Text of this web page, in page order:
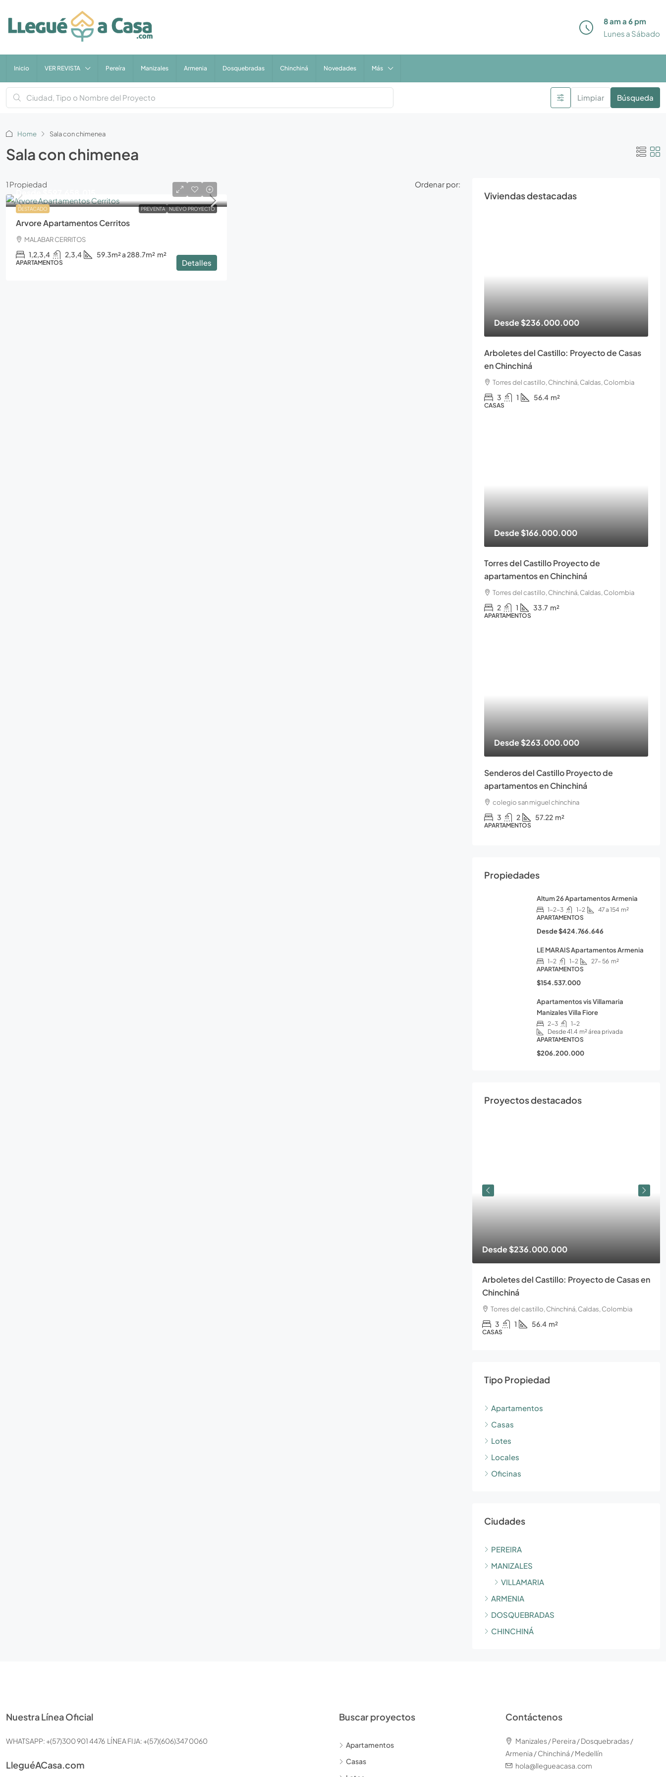
8 am a 6 pm
Lunes a Sábado
Inicio VER REVISTA Pereíra Manizales Armenia Dosquebradas Chinchiná Novedades Más
Limpiar Búsqueda
Home Sala con chimenea
Sala con chimenea
1 Propiedad Ordenar por:
DESTACADO PREVENTA NUEVO PROYECTO
Desde
Arvore Apartamentos Cerritos
MALABAR CERRITOS
1,2,3,4 2,3,4 59.3m² a 288.7m² m²
APARTAMENTOS Detalles
Viviendas destacadas
Desde$236.000.000
Arboletes del Castillo: Proyecto de Casas
en Chinchiná
Torres del castillo, Chinchiná, Caldas, Colombia
3 1 56.4 m²
CASAS
Desde$166.000.000
Torres del Castillo Proyecto de
apartamentos en Chinchiná
Torres del castillo, Chinchiná, Caldas, Colombia
2 1 33.7 m²
APARTAMENTOS
Desde$263.000.000
Senderos del Castillo Proyecto de
apartamentos en Chinchiná
colegio san miguel chinchina
3 2 57.22 m²
APARTAMENTOS
Propiedades
Altum 26 Apartamentos Armenia
1-2-3 1-2 47 a 154 m²
APARTAMENTOS
Desde$424.766.646
LE MARAIS Apartamentos Armenia
1-2 1-2 27- 56 m²
APARTAMENTOS
$154.537.000
Apartamentos vis Villamaria
Manizales Villa Fiore
2-3
1-2
Desde 41.4 m² área privada
APARTAMENTOS
$206.200.000
Proyectos destacados
Desde$236.000.000
Arboletes del Castillo: Proyecto de Casas en
Chinchiná
Torres del castillo, Chinchiná, Caldas, Colombia
3 1 56.4 m²
CASAS
Tipo Propiedad
Apartamentos
Casas
Lotes
Locales
Oficinas
Ciudades
PEREIRA
MANIZALES
VILLAMARIA
ARMENIA
DOSQUEBRADAS
CHINCHINÁ
Nuestra Línea Oficial
WHATSAPP: +(57)300 901 4476 LÍNEA FIJA: +(57)(606)347 0060
LleguéACasa.com
Buscar proyectos
Apartamentos
Casas
Contáctenos
Manizales / Pereira / Dosquebradas /
Armenia / Chinchiná / Medellín
hola@llegueacasa.com